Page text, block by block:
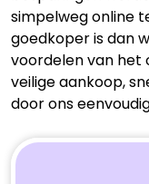
simpelweg online
goedkoper is dan
voordelen van het
veilige aankoop,
door ons